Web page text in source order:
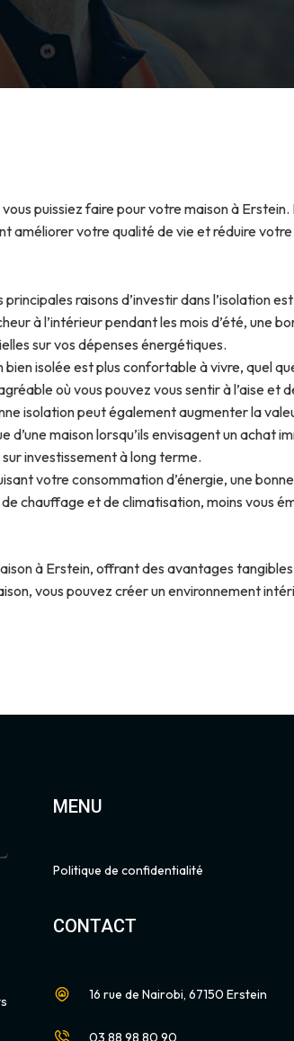
puissiez faire pour votre maison à
améliorer votre qualité de vie et réduire
principales raisons d’investir dans
à l’intérieur pendant les mois d’été,
sur vos dépenses énergétiques.
bien isolée est plus confortable à vivre, quel
où vous pouvez vous sentir à l’aise et
isolation peut également augmenter la
maison lorsqu’ils envisagent un achat
investissement à long terme.
votre consommation d’énergie, une
chauffage et de climatisation, moins vous
à Erstein, offrant des avantages
vous pouvez créer un environnement
MENU
Politique de confidentialité
CONTACT
16 rue de Nairobi, 67150 Erstein